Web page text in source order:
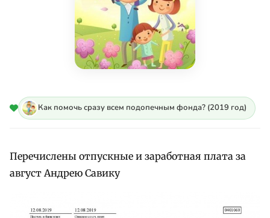
Как помочь сразу всем подопечным фонда? (2019 год)
Перечислены отпускные и заработная плата за
август Андрею Савику